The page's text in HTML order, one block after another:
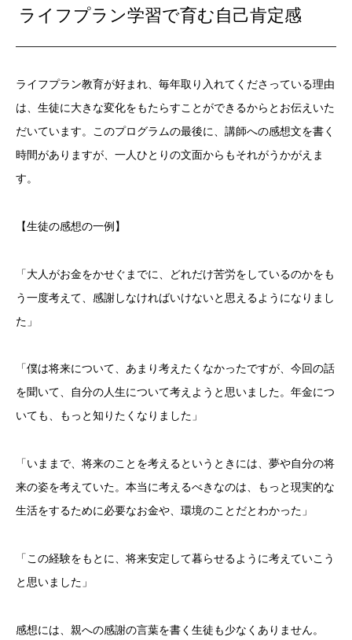
ライフプラン学習で育む自己肯定感
ライフプラン教育が好まれ、毎年取り入れてくださっている理由
は、生徒に大きな変化をもたらすことができるからとお伝えいた
だいています。このプログラムの最後に、講師への感想文を書く
時間がありますが、一人ひとりの文面からもそれがうかがえま
す。
【生徒の感想の一例】
「大人がお金をかせぐまでに、どれだけ苦労をしているのかをも
う一度考えて、感謝しなければいけないと思えるようになりまし
た」
「僕は将来について、あまり考えたくなかったですが、今回の話
を聞いて、自分の人生について考えようと思いました。年金につ
いても、もっと知りたくなりました」
「いままで、将来のことを考えるというときには、夢や自分の将
来の姿を考えていた。本当に考えるべきなのは、もっと現実的な
生活をするために必要なお金や、環境のことだとわかった」
「この経験をもとに、将来安定して暮らせるように考えていこう
と思いました」
感想には、親への感謝の言葉を書く生徒も少なくありません。